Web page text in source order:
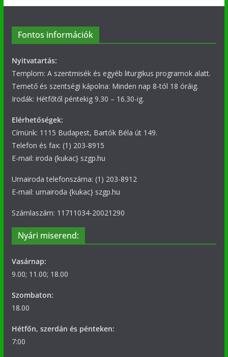
Fontos információk
Nyitvatartás:
Templom: A szentmisék és egyéb liturgikus programok alatt.
Temető és szentségi kápolna: Minden nap 8-tól 18 óráig.
Irodák: Hétfőtől péntekig 9.30 – 16.30-ig.
Elérhetőségek:
Címünk: 1115 Budapest, Bartók Béla út 149.
Telefon és fax: (1) 203-8915
E-mail: iroda {kukac} szgp.hu
Urnairoda telefonszáma: (1) 203-8912
E-mail: urnairoda {kukac} szgp.hu
Számlaszám: 11711034-20021290
Nyári miserend:
Vasárnap:
9.00; 11.00; 18.00
Szombaton:
18.00
Hétfőn, szerdán és pénteken:
7:00